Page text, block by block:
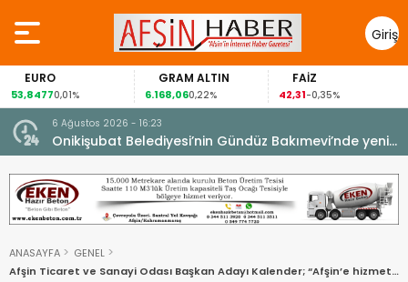
Giriş
Yap
EURO
53,84770,01%
GRAM ALTIN
6.168,060,22%
FAİZ
42,31-0,35%
6 Ağustos 2026 - 16:23
Onikişubat Belediyesi’nin Gündüz Bakımevi’nde yeni
dönemin ön kayıtları başladı.
ANASAYFA
GENEL
Afşin Ticaret ve Sanayi Odası Başkan Adayı Kalender; “Afşin’e hizmet